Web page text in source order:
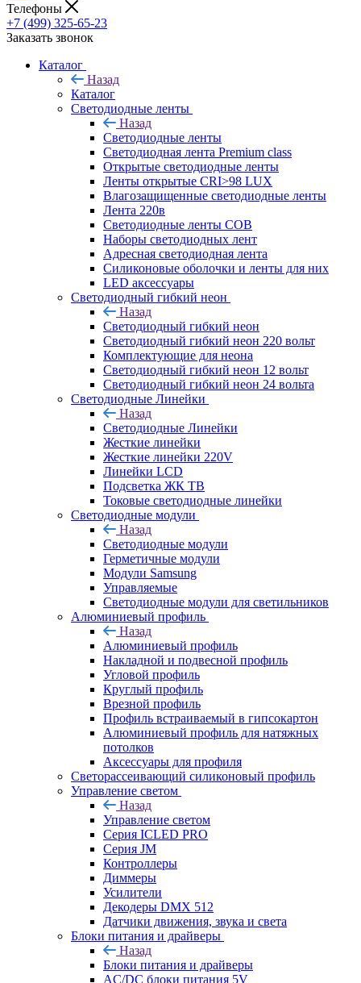
Телефоны
+7 (499) 325-65-23
Заказать звонок
Каталог
Назад
Каталог
Светодиодные ленты
Назад
Светодиодные ленты
Светодиодная лента Premium class
Открытые светодиодные ленты
Ленты открытые CRI>98 LUX
Влагозащищенные светодиодные ленты
Лента 220в
Светодиодные ленты COB
Наборы светодиодных лент
Адресная светодиодная лента
Силиконовые оболочки и ленты для них
LED аксессуары
Светодиодный гибкий неон
Назад
Светодиодный гибкий неон
Светодиодный гибкий неон 220 вольт
Комплектующие для неона
Светодиодный гибкий неон 12 вольт
Светодиодный гибкий неон 24 вольта
Светодиодные Линейки
Назад
Светодиодные Линейки
Жесткие линейки
Жесткие линейки 220V
Линейки LCD
Подсветка ЖК ТВ
Токовые светодиодные линейки
Светодиодные модули
Назад
Светодиодные модули
Герметичные модули
Модули Samsung
Управляемые
Светодиодные модули для светильников
Алюминиевый профиль
Назад
Алюминиевый профиль
Накладной и подвесной профиль
Угловой профиль
Круглый профиль
Врезной профиль
Профиль встраиваемый в гипсокартон
Алюминиевый профиль для натяжных
потолков
Аксессуары для профиля
Светорассеивающий силиконовый профиль
Управление светом
Назад
Управление светом
Серия ICLED PRO
Серия JM
Контроллеры
Диммеры
Усилители
Декодеры DMX 512
Датчики движения, звука и света
Блоки питания и драйверы
Назад
Блоки питания и драйверы
AC/DC блоки питания 5V